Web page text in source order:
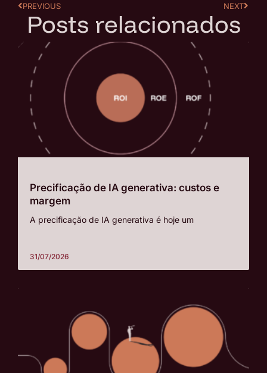
PREVIOUS NEXT
Posts relacionados
Precificação de IA generativa: custos e
margem
A precificação de IA generativa é hoje um
31/07/2026